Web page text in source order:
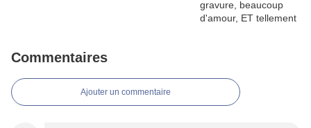
Commentaires
Ajouter un commentaire